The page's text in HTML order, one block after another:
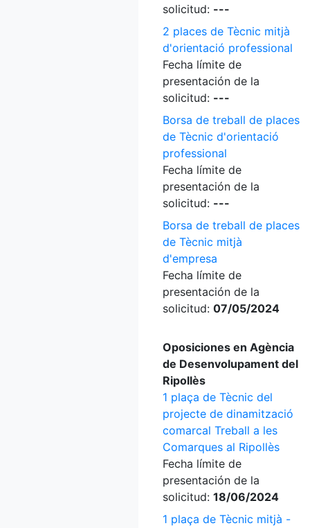
solicitud: ---
2 places de Tècnic mitjà
d'orientació professional
Fecha límite de
presentación de la
solicitud: ---
Borsa de treball de places
de Tècnic d'orientació
professional
Fecha límite de
presentación de la
solicitud: ---
Borsa de treball de places
de Tècnic mitjà
d'empresa
Fecha límite de
presentación de la
solicitud: 07/05/2024
Oposiciones en Agència
de Desenvolupament del
Ripollès
1 plaça de Tècnic del
projecte de dinamització
comarcal Treball a les
Comarques al Ripollès
Fecha límite de
presentación de la
solicitud: 18/06/2024
1 plaça de Tècnic mitjà -